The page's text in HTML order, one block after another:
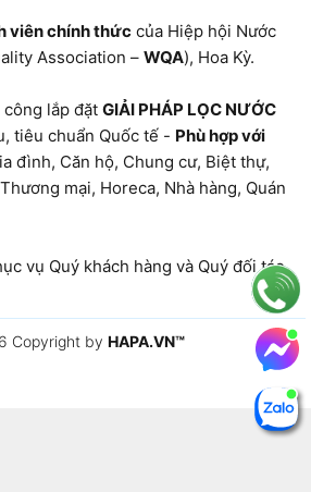
viên chính thức của Hiệp hội Nước
Association – WQA), Hoa Kỳ.
lắp đặt GIẢI PHÁP LỌC NƯỚC
tiêu chuẩn Quốc tế - Phù hợp với
đình, Căn hộ, Chung cư, Biệt thự,
mại, Horeca, Nhà hàng, Quán
vụ Quý khách hàng và Quý đối tác.
Copyright by HAPA.VN™